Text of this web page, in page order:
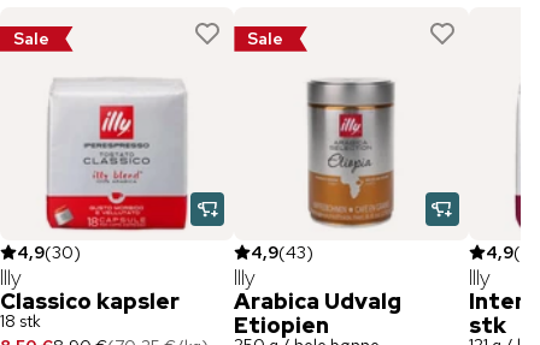
Sale
4,9(30)
Illy
Classico kapsler
18 stk
Sale
4,9(43)
Illy
Arabica Udvalg
Etiopien
4,9(
Illy
stk